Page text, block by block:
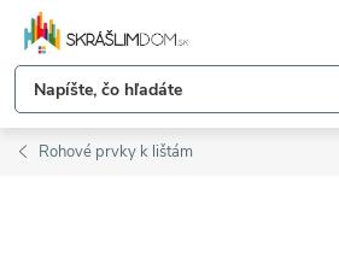
Prejsť
obsah
Rohové prvky k lištám